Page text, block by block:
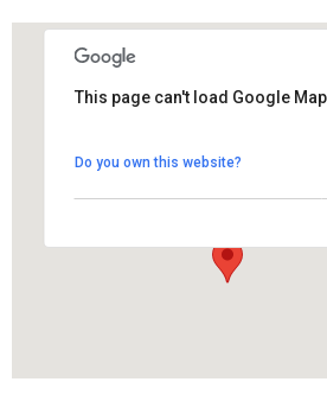
Isidre Vallès, 30 - Els Hostalets
View Events
This page can't load Google
Do you own this website?